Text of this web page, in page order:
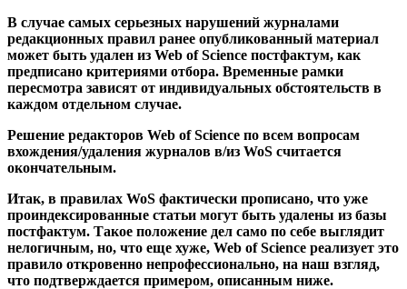
В случае самых серьезных нарушений журналами
редакционных правил ранее опубликованный материал
может быть удален из Web of Science постфактум, как
предписано критериями отбора. Временные рамки
пересмотра зависят от индивидуальных обстоятельств в
каждом отдельном случае.
Решение редакторов Web of Science по всем вопросам
вхождения/удаления журналов в/из WoS считается
окончательным.
Итак, в правилах WoS фактически прописано, что уже
проиндексированные статьи могут быть удалены из базы
постфактум. Такое положение дел само по себе выглядит
нелогичным, но, что еще хуже, Web of Science реализует это
правило откровенно непрофессионально, на наш взгляд,
что подтверждается примером, описанным ниже.